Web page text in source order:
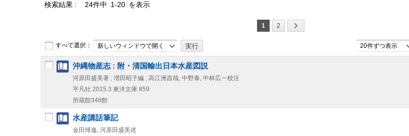
検索結果 24件中 1-20 を表示
1 2
すべて選択： 新しいウィンドウで開く 20件ずつ表示
沖縄物産志 : 附・清国輸出日本水産図説
河原田盛美著 ; 増田昭子編 ; 高江洲昌哉, 中野泰, 中林広一校注
平凡社 2015.3 東洋文庫 859
所蔵館346館
水産講話筆記
金田帰逸, 河原田盛美述